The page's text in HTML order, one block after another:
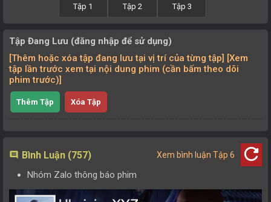
Tập 3
Tập 2
Tập 1
Tập Đang Lưu (đăng nhập để sử dụng)
[Thêm hoặc xóa tập đang lưu tại vị trí của từng tập] [Xem
tập lần trước xem tại nội dung phim (cần bấm theo dõi
phim trước)]
Thêm Tập Xóa Tập
comment Bình Luận (757) Xem bình luận Tập 6 refresh
Nhóm Zalo thông báo phim